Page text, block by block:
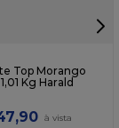
Top Morango
Kg Harald
,90